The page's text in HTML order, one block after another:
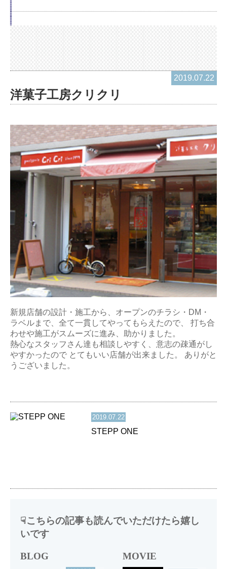
2019.07.22
洋菓子工房クリクリ
新規店舗の設計・施工から、オープンのチラシ・DM・
ラベルまで、全て一貫してやってもらえたので、 打ち合
わせや施工がスムーズに進み、助かりました。
熱心なスタッフさん達も相談しやすく、意志の疎通がし
やすかったので とてもいい店舗が出来ました。 ありがと
うございました。
2019.07.22
STEPP ONE
☟こちらの記事も読んでいただけたら嬉し
いです
BLOG MOVIE